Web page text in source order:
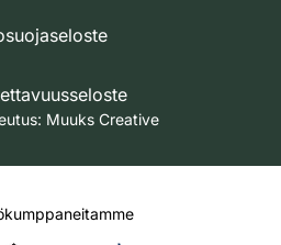
Muuks Creative